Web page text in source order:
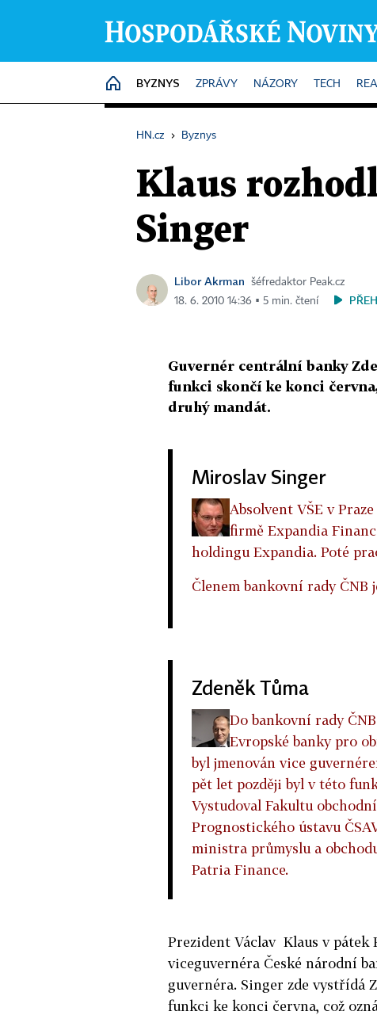
HOME
BYZNYS ZPRÁVY NÁZORY TECH
HN.cz › Byznys
Klaus
Singer
Libor Akrman
šéfredaktor Peak.cz
18. 6. 2010 14:36 ▪ 5 min. čtení
Guvernér centrální banky
funkci skončí ke konci
druhý mandát.
Miroslav Singer
Absolvent VŠE v
firmě Expandia
holdingu Expandia. Poté
Členem bankovní rady ČNB
Zdeněk Tůma
Do bankovní rady
Evropské banky pro
byl jmenován vice
pět let později byl v této
Vystudoval Fakultu
Prognostického ústavu
ministra průmyslu a
Patria Finance.
Prezident Václav Klaus v pátek
viceguvernéra České národní
guvernéra. Singer zde vystřídá
funkci ke konci června, což